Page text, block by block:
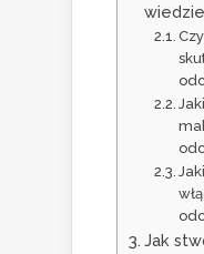
Jak